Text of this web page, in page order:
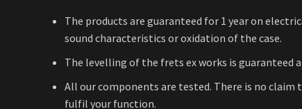
The products are guaranteed for 1 year on
sound characteristics or oxidation of the case.
The levelling of the frets ex works is guaranteed
All our components are tested. There is no
fulfil your function.